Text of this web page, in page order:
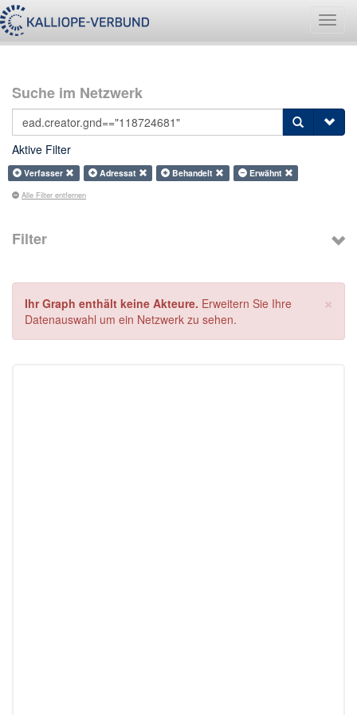
Suche im Netzwerk
Aktive Filter
Verfasser Adressat Behandelt Erwähnt
Alle Filter entfernen
Filter
×
Ihr Graph enthält keine Akteure. Erweitern Sie Ihre
Datenauswahl um ein Netzwerk zu sehen.